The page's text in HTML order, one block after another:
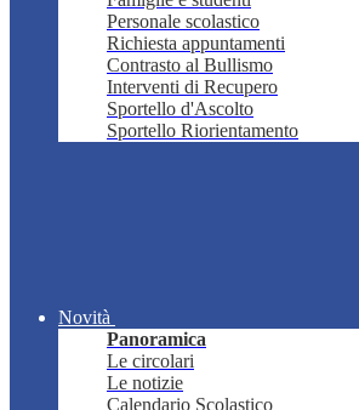
Personale scolastico
Richiesta appuntamenti
Contrasto al Bullismo
Interventi di Recupero
Sportello d'Ascolto
Sportello Riorientamento
Novità
Panoramica
Le circolari
Le notizie
Calendario Scolastico